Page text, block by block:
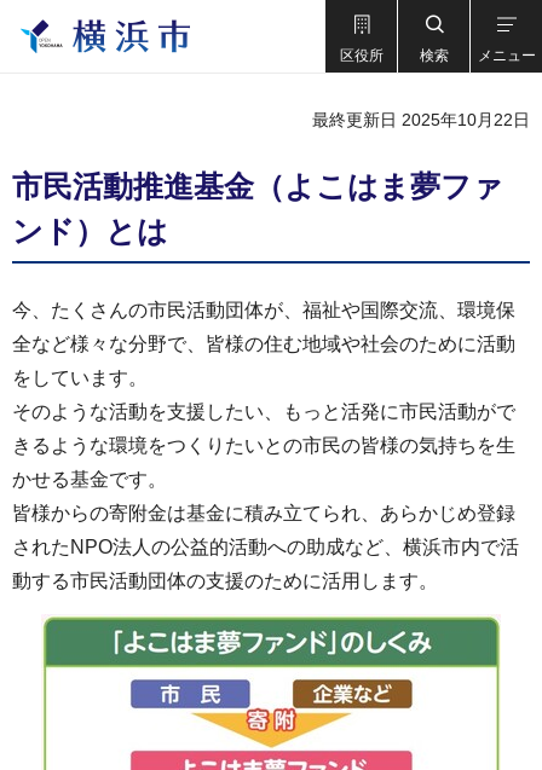
区役所 検索 メニュー
最終更新日 2025年10月22日
市民活動推進基金（よこはま夢ファ
ンド）とは
今、たくさんの市民活動団体が、福祉や国際交流、環境保
全など様々な分野で、皆様の住む地域や社会のために活動
をしています。
そのような活動を支援したい、もっと活発に市民活動がで
きるような環境をつくりたいとの市民の皆様の気持ちを生
かせる基金です。
皆様からの寄附金は基金に積み立てられ、あらかじめ登録
されたNPO法人の公益的活動への助成など、横浜市内で活
動する市民活動団体の支援のために活用します。